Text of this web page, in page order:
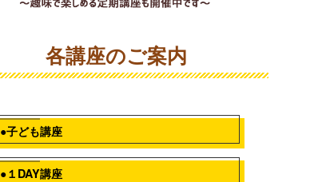
各講座のご案内
●子ども講座
●１DAY講座